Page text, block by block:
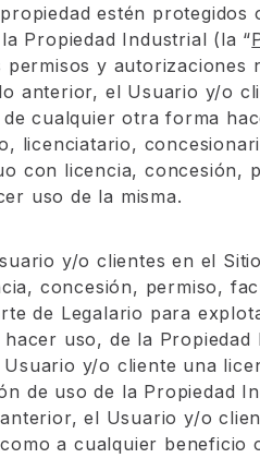
estén protegidos
Propiedad Industrial (la “
y autorizaciones
anterior, el Usuario y/o
cualquier otra forma
licenciatario,
con licencia, concesión,
uso de la misma.
y/o clientes en el
concesión, permiso,
de Legalario para
uso, de la Propiedad
y/o cliente una
de uso de la Propiedad
el Usuario y/o
a cualquier beneficio